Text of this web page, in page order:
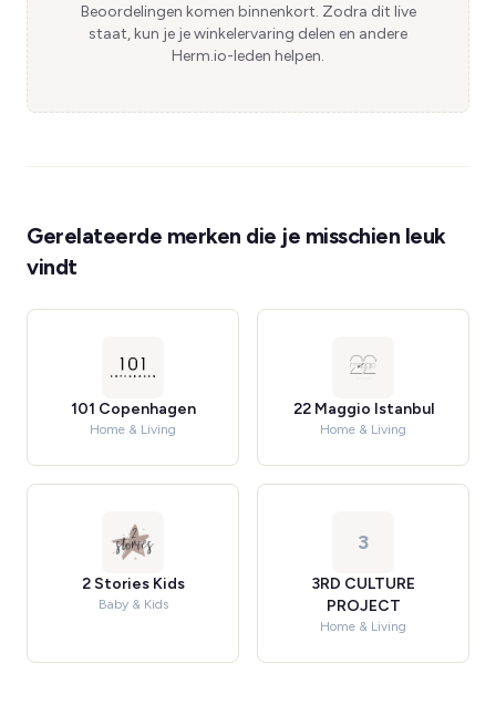
Beoordelingen komen binnenkort. Zodra dit live
staat, kun je je winkelervaring delen en andere
Herm.io-leden helpen.
Gerelateerde merken die je misschien leuk
vindt
101 Copenhagen
Home & Living
22 Maggio Istanbul
Home & Living
2 Stories Kids
Baby & Kids
3
3RD CULTURE
PROJECT
Home & Living